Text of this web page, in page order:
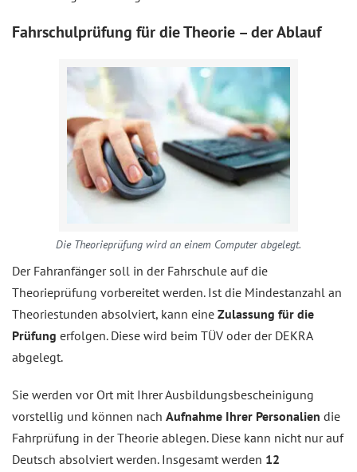
Fahrschulprüfung für die Theorie – der Ablauf
Die Theorieprüfung wird an einem Computer abgelegt.
Der Fahranfänger soll in der Fahrschule auf die
Theorieprüfung vorbereitet werden. Ist die Mindestanzahl an
Theoriestunden absolviert, kann eine Zulassung für die
Prüfung erfolgen. Diese wird beim TÜV oder der DEKRA
abgelegt.
Sie werden vor Ort mit Ihrer Ausbildungsbescheinigung
vorstellig und können nach Aufnahme Ihrer Personalien die
Fahrprüfung in der Theorie ablegen. Diese kann nicht nur auf
Deutsch absolviert werden. Insgesamt werden 12